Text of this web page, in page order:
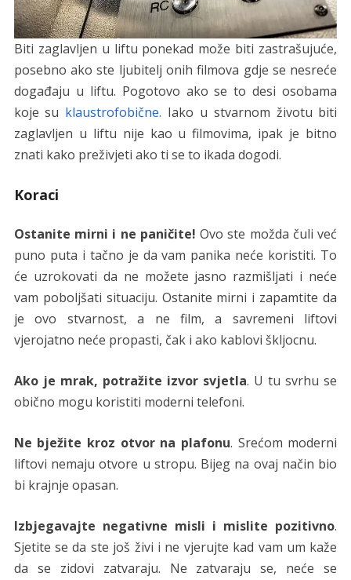
Biti zaglavljen u liftu ponekad može biti zastrašujuće,
posebno ako ste ljubitelj onih filmova gdje se nesreće
događaju u liftu. Pogotovo ako se to desi osobama
koje su klaustrofobične. Iako u stvarnom životu biti
zaglavljen u liftu nije kao u filmovima, ipak je bitno
znati kako preživjeti ako ti se to ikada dogodi.
Koraci
Ostanite mirni i ne paničite! Ovo ste možda čuli već
puno puta i tačno je da vam panika neće koristiti. To
će uzrokovati da ne možete jasno razmišljati i neće
vam poboljšati situaciju. Ostanite mirni i zapamtite da
je ovo stvarnost, a ne film, a savremeni liftovi
vjerojatno neće propasti, čak i ako kablovi škljocnu.
Ako je mrak, potražite izvor svjetla. U tu svrhu se
obično mogu koristiti moderni telefoni.
Ne bježite kroz otvor na plafonu. Srećom moderni
liftovi nemaju otvore u stropu. Bijeg na ovaj način bio
bi krajnje opasan.
Izbjegavajte negativne misli i mislite pozitivno.
Sjetite se da ste još živi i ne vjerujte kad vam um kaže
da se zidovi zatvaraju. Ne zatvaraju se, neće se